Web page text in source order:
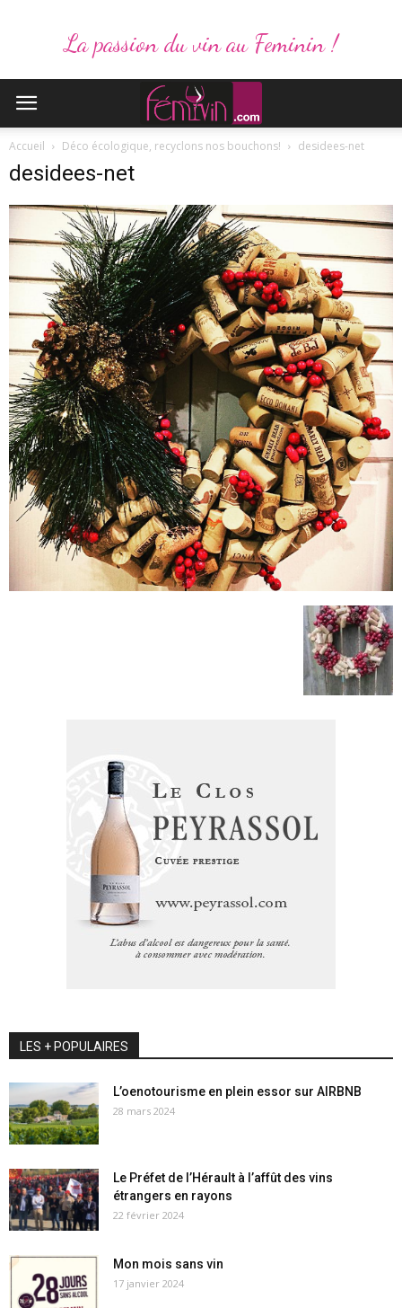
La passion du vin au Feminin !
Accueil Déco écologique, recyclons nos bouchons! desidees-net
desidees-net
LES + POPULAIRES
L’oenotourisme en plein essor sur AIRBNB
28 mars 2024
Le Préfet de l’Hérault à l’affût des vins
étrangers en rayons
22 février 2024
Mon mois sans vin
17 janvier 2024